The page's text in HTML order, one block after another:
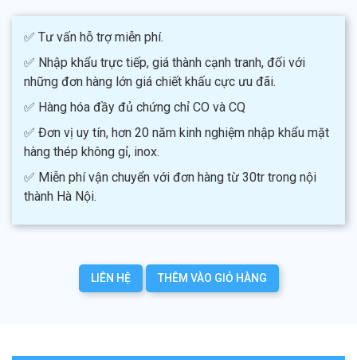
✅ Tư vấn hỗ trợ miễn phí.
✅ Nhập khẩu trực tiếp, giá thành cạnh tranh, đối với
những đơn hàng lớn giá chiết khấu cực ưu đãi.
✅ Hàng hóa đầy đủ chứng chỉ CO và CQ
✅ Đơn vị uy tín, hơn 20 năm kinh nghiệm nhập khẩu mặt
hàng thép không gỉ, inox.
✅ Miễn phí vận chuyển với đơn hàng từ 30tr trong nội
thành Hà Nội.
LIÊN HỆ THÊM VÀO GIỎ HÀNG